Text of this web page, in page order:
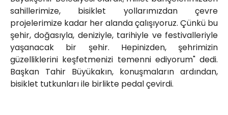
sahillerimize, bisiklet yollarımızdan çevre
projelerimize kadar her alanda çalışıyoruz. Çünkü bu
şehir, doğasıyla, deniziyle, tarihiyle ve festivalleriyle
yaşanacak bir şehir. Hepinizden, şehrimizin
güzelliklerini keşfetmenizi temenni ediyorum" dedi.
Başkan Tahir Büyükakın, konuşmaların ardından,
bisiklet tutkunları ile birlikte pedal çevirdi.